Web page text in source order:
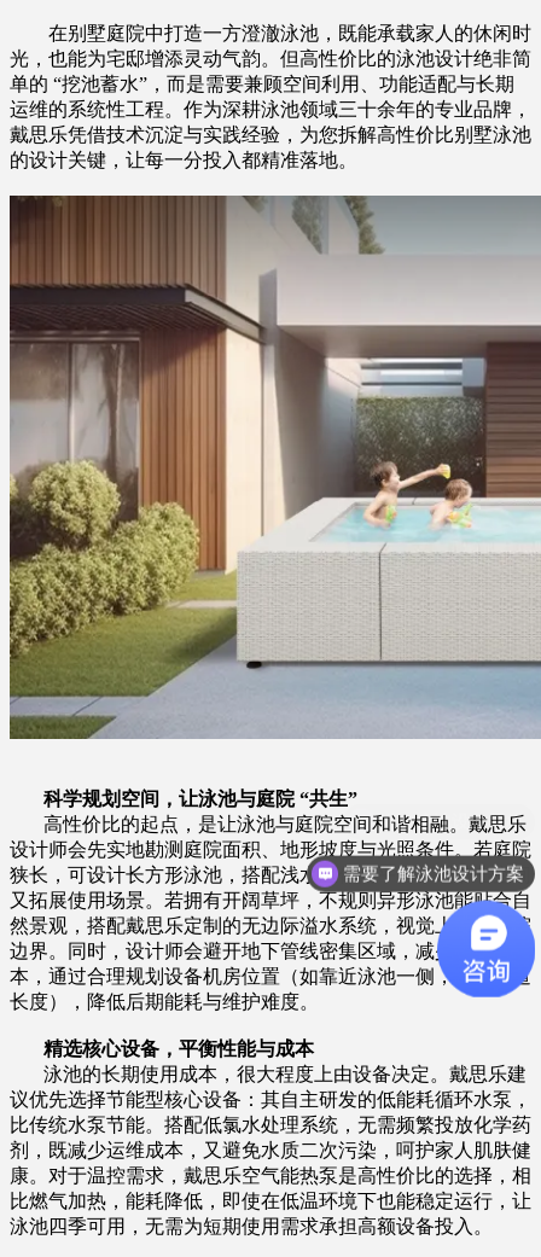
在别墅庭院中打造一方澄澈泳池，既能承载家人的休闲时
光，也能为宅邸增添灵动气韵。但高性价比的泳池设计绝非简
单的 “挖池蓄水”，而是需要兼顾空间利用、功能适配与长期
运维的系统性工程。作为深耕泳池领域三十余年的专业品牌，
戴思乐凭借技术沉淀与实践经验，为您拆解高性价比别墅泳池
的设计关键，让每一分投入都精准落地。​
科学规划空间，让泳池与庭院 “共生”​
高性价比的起点，是让泳池与庭院空间和谐相融。戴思乐
设计师会先实地勘测庭院面积、地形坡度与光照条件。若庭院
狭长，可设计长方形泳池，搭配浅水区休闲平台，既节省空间
又拓展使用场景。若拥有开阔草坪，不规则异形泳池能贴合自
然景观，搭配戴思乐定制的无边际溢水系统，视觉上延伸庭院
边界。同时，设计师会避开地下管线密集区域，减少开挖成
本，通过合理规划设备机房位置（如靠近泳池一侧，缩短管道
长度），降低后期能耗与维护难度。​
精选核心设备，平衡性能与成本​
泳池的长期使用成本，很大程度上由设备决定。戴思乐建
议优先选择节能型核心设备：其自主研发的低能耗循环水泵，
比传统水泵节能。搭配低氯水处理系统，无需频繁投放化学药
剂，既减少运维成本，又避免水质二次污染，呵护家人肌肤健
康。对于温控需求，戴思乐空气能热泵是高性价比的选择，相
比燃气加热，能耗降低，即使在低温环境下也能稳定运行，让
泳池四季可用，无需为短期使用需求承担高额设备投入。​
需要了解泳池设计方案